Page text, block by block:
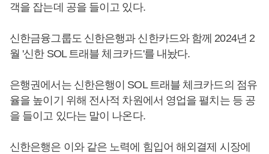
객을 잡는데 공을 들이고 있다.
신한금융그룹도 신한은행과 신한카드와 함께 2024년 2
월 '신한 SOL 트래블 체크카드'를 내놨다.
은행권에서는 신한은행이 SOL 트래블 체크카드의 점유
율을 높이기 위해 전사적 차원에서 영업을 펼치는 등 공
을 들이고 있다는 말이 나온다.
신한은행은 이와 같은 노력에 힘입어 해외결제 시장에